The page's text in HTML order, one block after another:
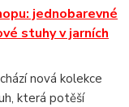
jednobarevné
stuhy v jarních
nová kolekce
která potěší